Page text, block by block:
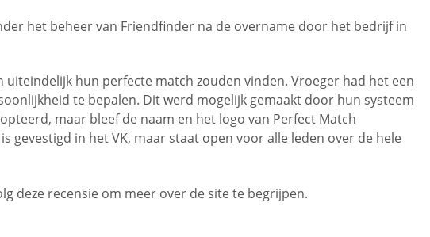
het beheer van Friendfinder na de overname door het bedrijf in
hun perfecte match zouden vinden. Vroeger had het een
te bepalen. Dit werd mogelijk gemaakt door hun systeem
maar bleef de naam en het logo van Perfect Match
gevestigd in het VK, maar staat open voor alle leden over de hele
deze recensie om meer over de site te begrijpen.